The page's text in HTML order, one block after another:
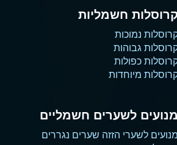
קרוסלות חשמליות
נמוכות
גבוהות
כפולות
מיוחדות
מנועים לשערים חשמליים
מנועים לשערי הזזה שערים נגררים